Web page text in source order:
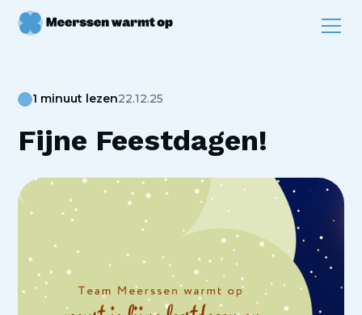
1 minuut lezen22.12.25
Fijne Feestdagen!